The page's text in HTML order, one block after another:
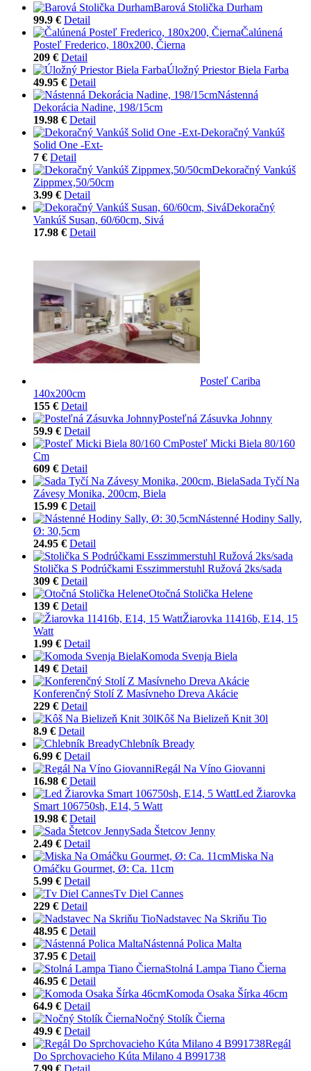
Barová Stolička Durham
99.9 € Detail
Čalúnená
Posteľ Frederico, 180x200, Čierna
209 € Detail
Úložný Priestor Biela Farba
49.95 € Detail
Nástenná
Dekorácia Nadine, 198/15cm
19.98 € Detail
Dekoračný Vankúš
Solid One -Ext-
7 € Detail
Dekoračný Vankúš
Zippmex,50/50cm
3.99 € Detail
Dekoračný
Vankúš Susan, 60/60cm, Sivá
17.98 € Detail
Posteľ Cariba
140x200cm
155 € Detail
Posteľná Zásuvka Johnny
59.9 € Detail
Posteľ Micki Biela 80/160
Cm
609 € Detail
Sada Tyčí Na
Závesy Monika, 200cm, Biela
15.99 € Detail
Nástenné Hodiny Sally,
Ø: 30,5cm
24.95 € Detail
Stolička S Podrúčkami Esszimmerstuhl Ružová 2ks/sada
309 € Detail
Otočná Stolička Helene
139 € Detail
Žiarovka 11416b, E14, 15
Watt
1.99 € Detail
Komoda Svenja Biela
149 € Detail
Konferenčný Stolí Z Masívneho Dreva Akácie
229 € Detail
Kôš Na Bielizeň Knit 30l
8.9 € Detail
Chlebník Bready
6.99 € Detail
Regál Na Víno Giovanni
16.98 € Detail
Led Žiarovka
Smart 106750sh, E14, 5 Watt
19.98 € Detail
Sada Štetcov Jenny
2.49 € Detail
Miska Na
Omáčku Gourmet, Ø: Ca. 11cm
5.99 € Detail
Tv Diel Cannes
229 € Detail
Nadstavec Na Skriňu Tio
48.95 € Detail
Nástenná Polica Malta
37.95 € Detail
Stolná Lampa Tiano Čierna
46.95 € Detail
Komoda Osaka Šírka 46cm
64.9 € Detail
Nočný Stolík Čierna
49.9 € Detail
Regál
Do Sprchovacieho Kúta Milano 4 B991738
7.99 € Detail